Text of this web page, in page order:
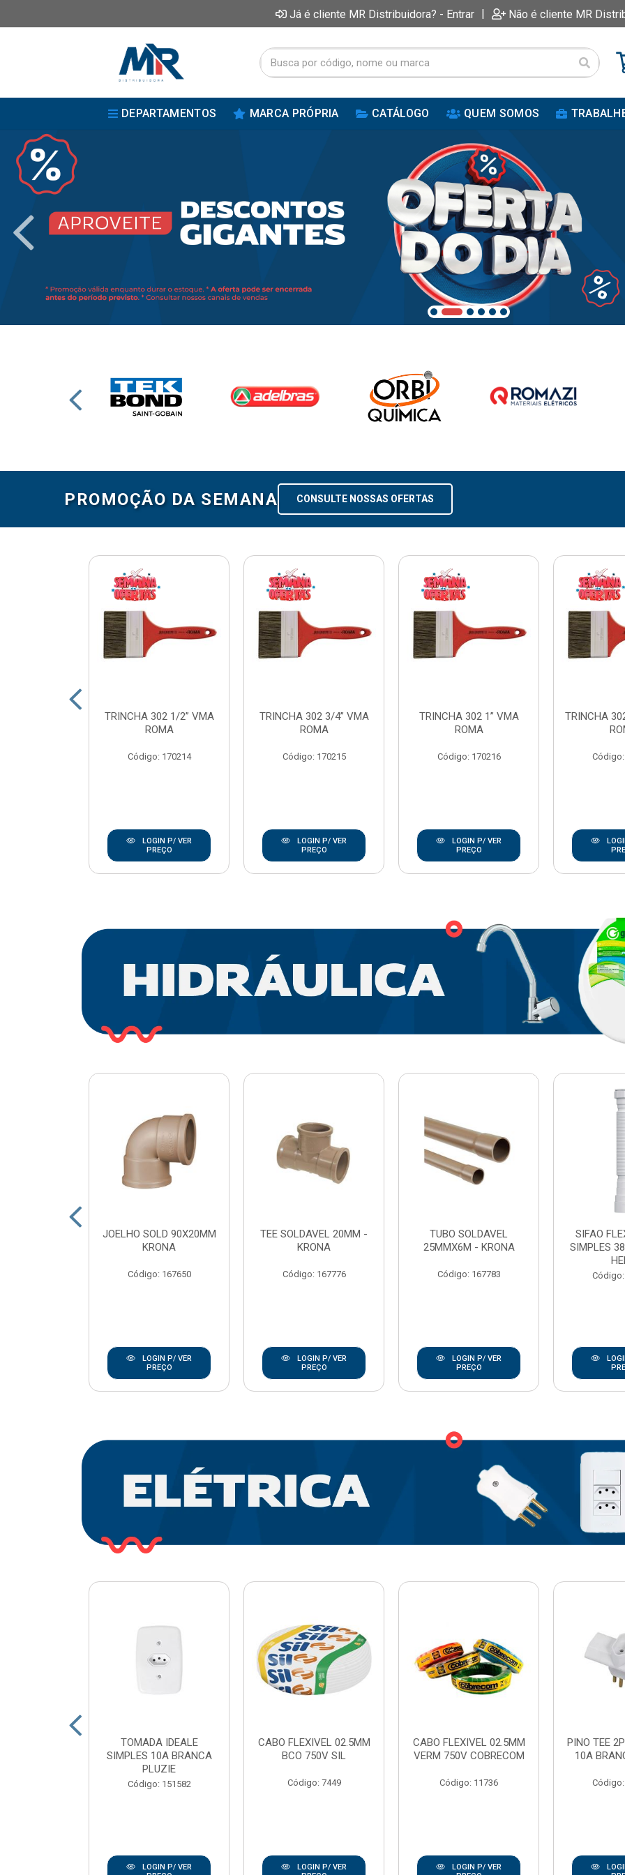
Já é cliente MR Distribuidora? - Entrar | Não é cliente MR
DEPARTAMENTOS MARCA PRÓPRIA CATÁLOGO QUEM SOMOS
PROMOÇÃO DA SEMANA CONSULTE NOSSAS OFERTAS
TRINCHA 302 1/2” VMA
ROMA
Código: 170214
LOGIN P/ VER
PREÇO
TRINCHA 302 3/4” VMA
ROMA
Código: 170215
LOGIN P/ VER
PREÇO
TRINCHA 302 1” VMA
ROMA
Código: 170216
LOGIN P/ VER
PREÇO
TRINCHA
JOELHO SOLD 90X20MM
KRONA
Código: 167650
LOGIN P/ VER
PREÇO
TEE SOLDAVEL 20MM -
KRONA
Código: 167776
LOGIN P/ VER
PREÇO
TUBO SOLDAVEL
25MMX6M - KRONA
Código: 167783
LOGIN P/ VER
PREÇO
SIFAO
SIMPLES
TOMADA IDEALE
SIMPLES 10A BRANCA
PLUZIE
Código: 151582
LOGIN P/ VER
CABO FLEXIVEL 02.5MM
BCO 750V SIL
Código: 7449
LOGIN P/ VER
CABO FLEXIVEL 02.5MM
VERM 750V COBRECOM
Código: 11736
LOGIN P/ VER
PINO TEE
10A
Código: